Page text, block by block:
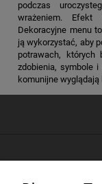
podczas
wrażeniem. Efekt
Dekoracyjne menu
ją wykorzystać, aby
potrawach, których
zdobienia, symbole
komunijne